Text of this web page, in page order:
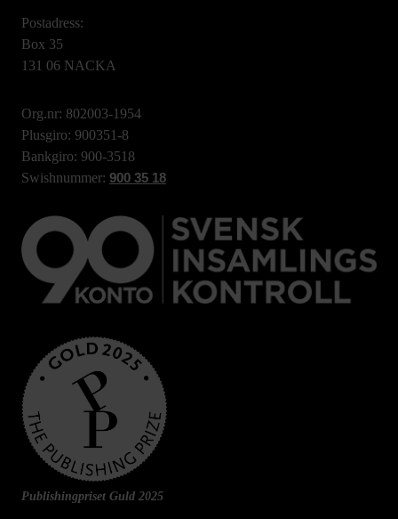
Postadress:
Box 35
131 06 NACKA
Org.nr: 802003-1954
Plusgiro: 900351-8
Bankgiro: 900-3518
Swishnummer: 900 35 18
Publishingpriset Guld 2025